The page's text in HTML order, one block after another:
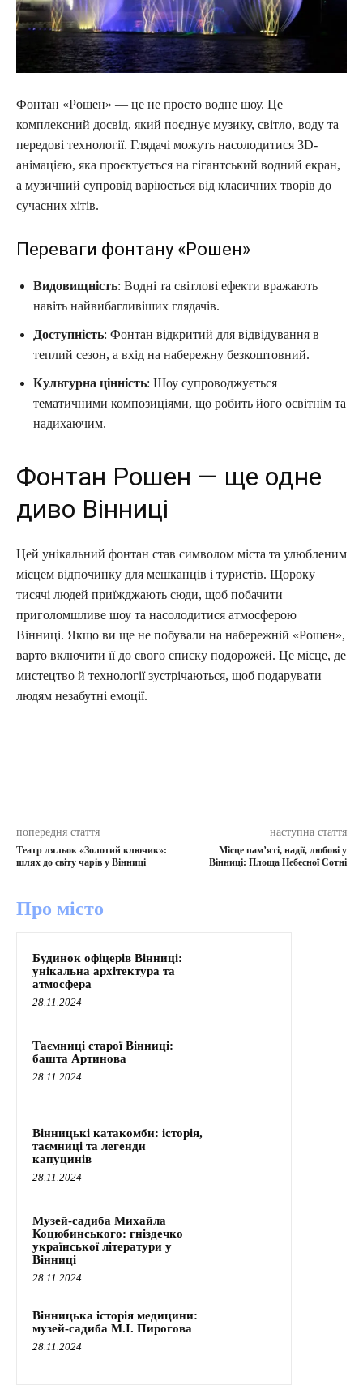
Фонтан «Рошен» — це не просто водне шоу. Це
комплексний досвід, який поєднує музику, світло, воду та
передові технології. Глядачі можуть насолодитися 3D-
анімацією, яка проєктується на гігантський водний екран,
а музичний супровід варіюється від класичних творів до
сучасних хітів.
Переваги фонтану «Рошен»
Видовищність: Водні та світлові ефекти вражають
навіть найвибагливіших глядачів.
Доступність: Фонтан відкритий для відвідування в
теплий сезон, а вхід на набережну безкоштовний.
Культурна цінність: Шоу супроводжується
тематичними композиціями, що робить його освітнім та
надихаючим.
Фонтан Рошен — ще одне
диво Вінниці
Цей унікальний фонтан став символом міста та улюбленим
місцем відпочинку для мешканців і туристів. Щороку
тисячі людей приїжджають сюди, щоб побачити
приголомшливе шоу та насолодитися атмосферою
Вінниці. Якщо ви ще не побували на набережній «Рошен»,
варто включити її до свого списку подорожей. Це місце, де
мистецтво й технології зустрічаються, щоб подарувати
людям незабутні емоції.
попередня стаття
Театр ляльок «Золотий ключик»:
шлях до світу чарів у Вінниці
наступна стаття
Місце пам’яті, надії, любові у
Вінниці: Площа Небесної Сотні
Про місто
Будинок офіцерів Вінниці:
унікальна архітектура та
атмосфера
28.11.2024
Таємниці старої Вінниці:
башта Артинова
28.11.2024
Вінницькі катакомби: історія,
таємниці та легенди
капуцинів
28.11.2024
Музей-садиба Михайла
Коцюбинського: гніздечко
української літератури у
Вінниці
28.11.2024
Вінницька історія медицини:
музей-садиба М.І. Пирогова
28.11.2024